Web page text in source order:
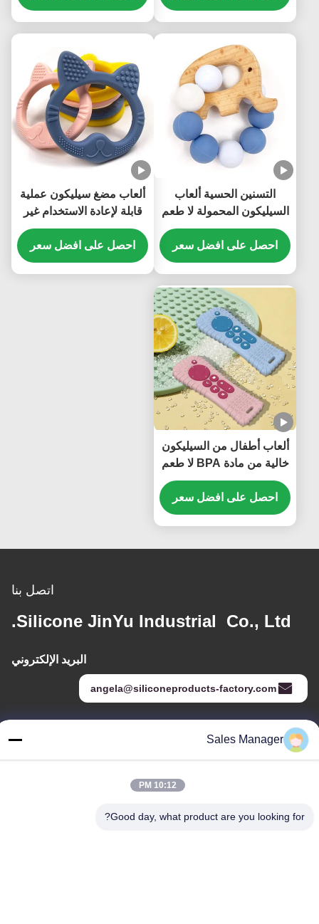
التسنين الحسية ألعاب
السيليكون المحمولة لا طعم
لها دائم
احصل على افضل سعر
ألعاب مضغ سيليكون عملية
قابلة لإعادة الاستخدام غير
سامة وخفيفة الوزن مقاومة
للماء
احصل على افضل سعر
ألعاب أطفال من السيليكون
خالية من مادة BPA لا طعم
لها للمضغ
احصل على افضل سعر
اتصل بنا
Silicone JinYu Industrial Co., Ltd.
البريد الإلكتروني
angela@siliconeproducts-factory.com
عنواننا Sales Manager
10:12 PM
Good day, what product are you looking for?